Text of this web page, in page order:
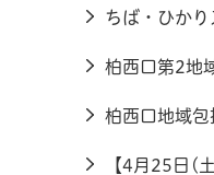
ちば・ひか
柏西口第2地
柏西口地域
【4月25日(